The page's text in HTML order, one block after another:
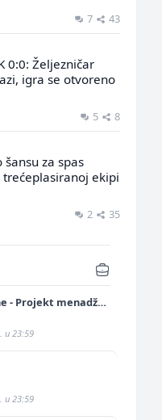
7 43
0:0: Željezničar
igra se otvoreno
5 8
za spas
ekipi
2 35
- Projekt menadžer
u 23:59
u 23:59